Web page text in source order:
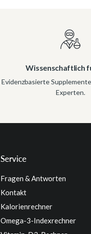
Wissenschaftlich
Evidenzbasierte
Experten.
Service
Fragen & Antworten
Kontakt
Kalorienrechner
Omega-3-Indexrechner